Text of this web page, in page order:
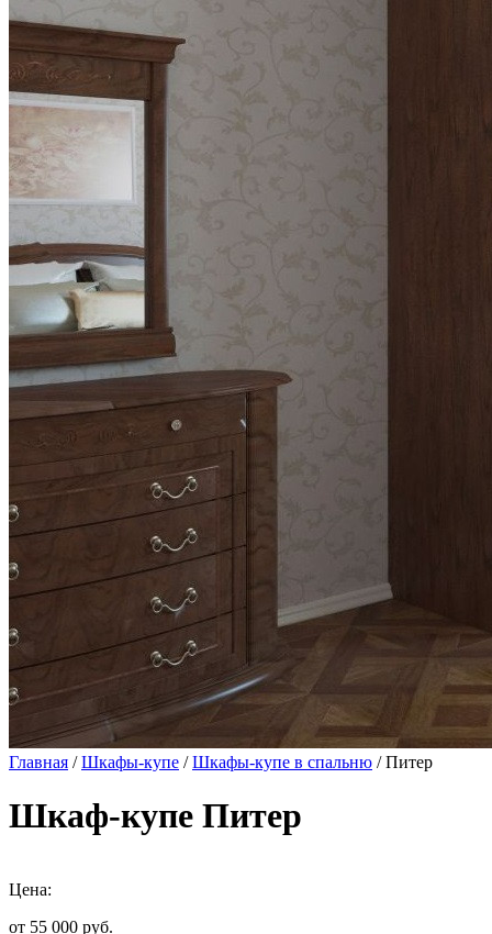
Главная /Шкафы-купе /Шкафы-купе в спальню / Питер
Шкаф-купе Питер
Цена:
от 55 000 руб.